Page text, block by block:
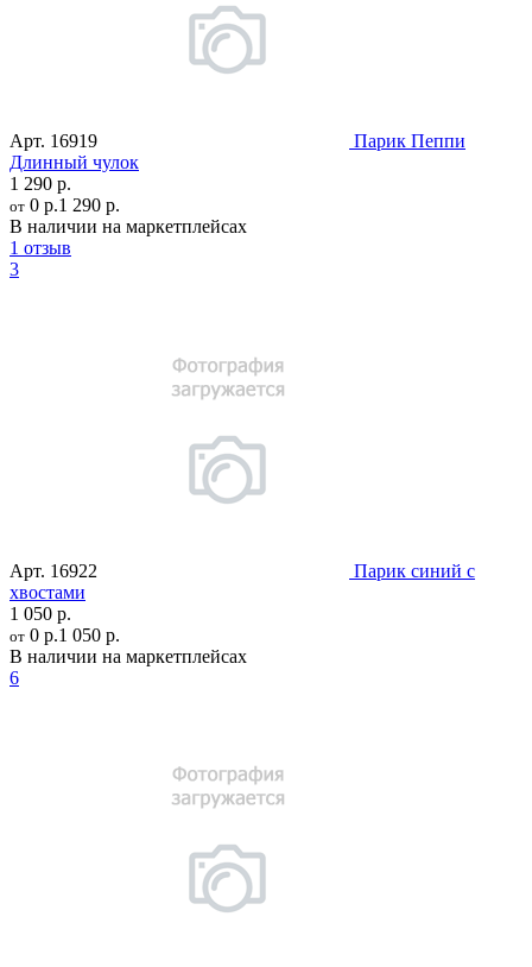
Арт. 16919
Парик Пеппи
Длинный чулок
1 290 р.
от 0 р.1 290 р.
В наличии на маркетплейсах
1 отзыв
3
Арт. 16922
Парик синий с
хвостами
1 050 р.
от 0 р.1 050 р.
В наличии на маркетплейсах
6